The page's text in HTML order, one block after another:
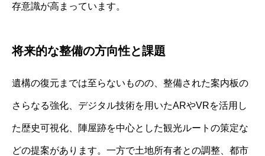
存意識が高まっています。
将来的な整備の方向性と課題
遺構の復元までは至らないものの、整備された案内板の
さらなる強化、デジタル技術を用いたARやVRを活用し
た歴史可視化、陣屋跡を中心とした観光ルートの策定な
どの提案があります。一方で土地所有者との調整、都市